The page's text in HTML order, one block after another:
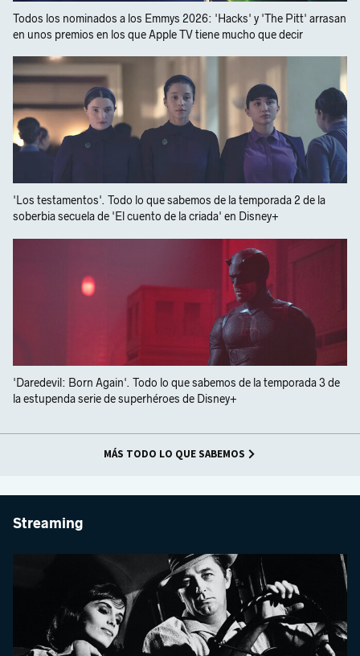
Todos los nominados a los Emmys 2026: 'Hacks' y 'The Pitt' arrasan
en unos premios en los que Apple TV tiene mucho que decir
'Los testamentos'. Todo lo que sabemos de la temporada 2 de la
soberbia secuela de 'El cuento de la criada' en Disney+
'Daredevil: Born Again'. Todo lo que sabemos de la temporada 3 de
la estupenda serie de superhéroes de Disney+
MÁS TODO LO QUE SABEMOS
Streaming